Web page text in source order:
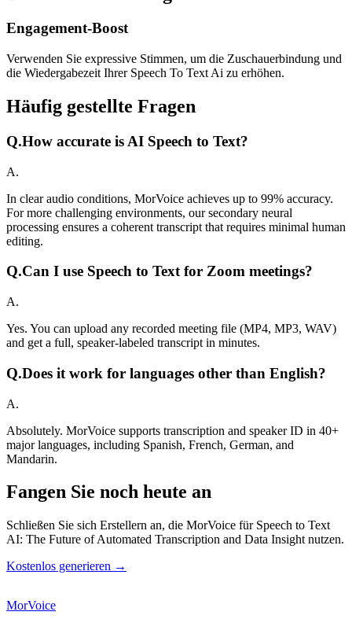
Engagement-Boost
Verwenden Sie expressive Stimmen, um die Zuschauerbindung und
die Wiedergabezeit Ihrer Speech To Text Ai zu erhöhen.
Häufig gestellte Fragen
Q.How accurate is AI Speech to Text?
A.
In clear audio conditions, MorVoice achieves up to 99% accuracy.
For more challenging environments, our secondary neural
processing ensures a coherent transcript that requires minimal human
editing.
Q.Can I use Speech to Text for Zoom meetings?
A.
Yes. You can upload any recorded meeting file (MP4, MP3, WAV)
and get a full, speaker-labeled transcript in minutes.
Q.Does it work for languages other than English?
A.
Absolutely. MorVoice supports transcription and speaker ID in 40+
major languages, including Spanish, French, German, and
Mandarin.
Fangen Sie noch heute an
Schließen Sie sich Erstellern an, die MorVoice für Speech to Text
AI: The Future of Automated Transcription and Data Insight nutzen.
Kostenlos generieren →
MorVoice